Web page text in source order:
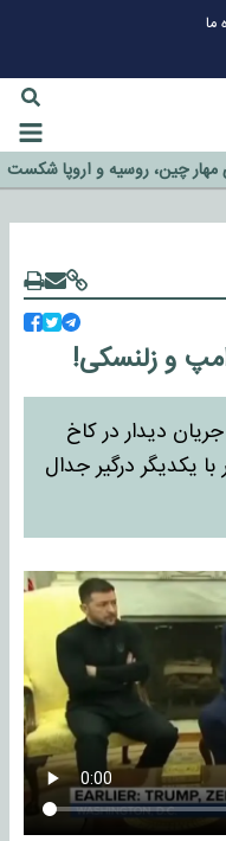
ما
مهار چین، روسیه و اروپا شکست
و زلنسکی!
دیدار در کاخ
با یکدیگر درگیر جدال